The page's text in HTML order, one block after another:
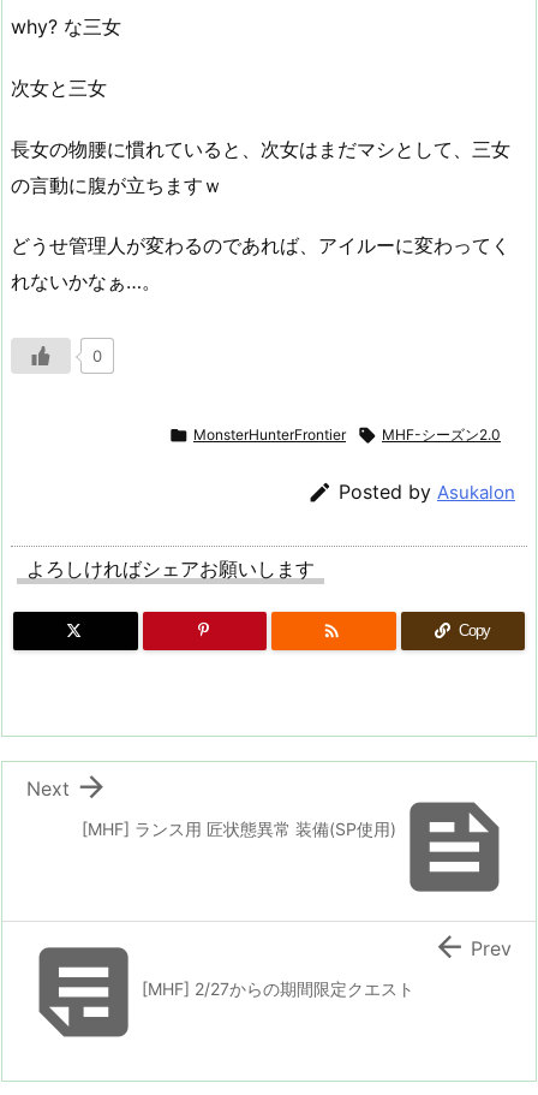
why? な三女
次女と三女
長女の物腰に慣れていると、次女はまだマシとして、三女
の言動に腹が立ちますｗ
どうせ管理人が変わるのであれば、アイルーに変わってく
れないかなぁ…。
0
 MonsterHunterFrontier  MHF-シーズン2.0
 Posted by Asukalon
よろしければシェアお願いします
 Copy

[MHF] ランス用 匠状態異常 装備(SP使用)

Next
[MHF] 2/27からの期間限定クエスト
 Prev